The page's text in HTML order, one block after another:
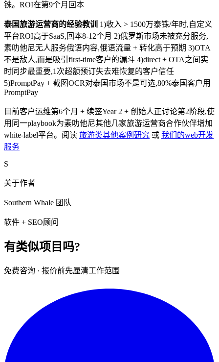
铢。ROI在第9个月回本
泰国旅游运营商的经验教训
1)收入 > 1500万泰铢/年时,自定义
平台ROI高于SaaS,回本8-12个月 2)俄罗斯市场未被充分服务,
素叻他尼无人服务俄语内容,俄语流量 + 转化高于预期 3)OTA
不是敌人,而是吸引first-time客户的漏斗 4)direct + OTA之间实
时同步最重要,1次超额预订失去难恢复的客户信任
5)PromptPay + 截图OCR对泰国市场不是可选,80%泰国客户用
PromptPay
目前客户运维第6个月 + 续签Year 2 + 创始人正讨论第2阶段,使
用同一playbook为素叻他尼其他几家旅游运营商合作伙伴增加
white-label平台。阅读 旅游类其他案例研究 或 我们的web开发
服务
S
关于作者
Southern Whale 团队
软件 + SEO顾问
有类似项目吗?
免费咨询 · 报价前先厘清工作范围